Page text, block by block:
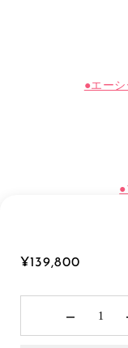
¥139,800
●エー